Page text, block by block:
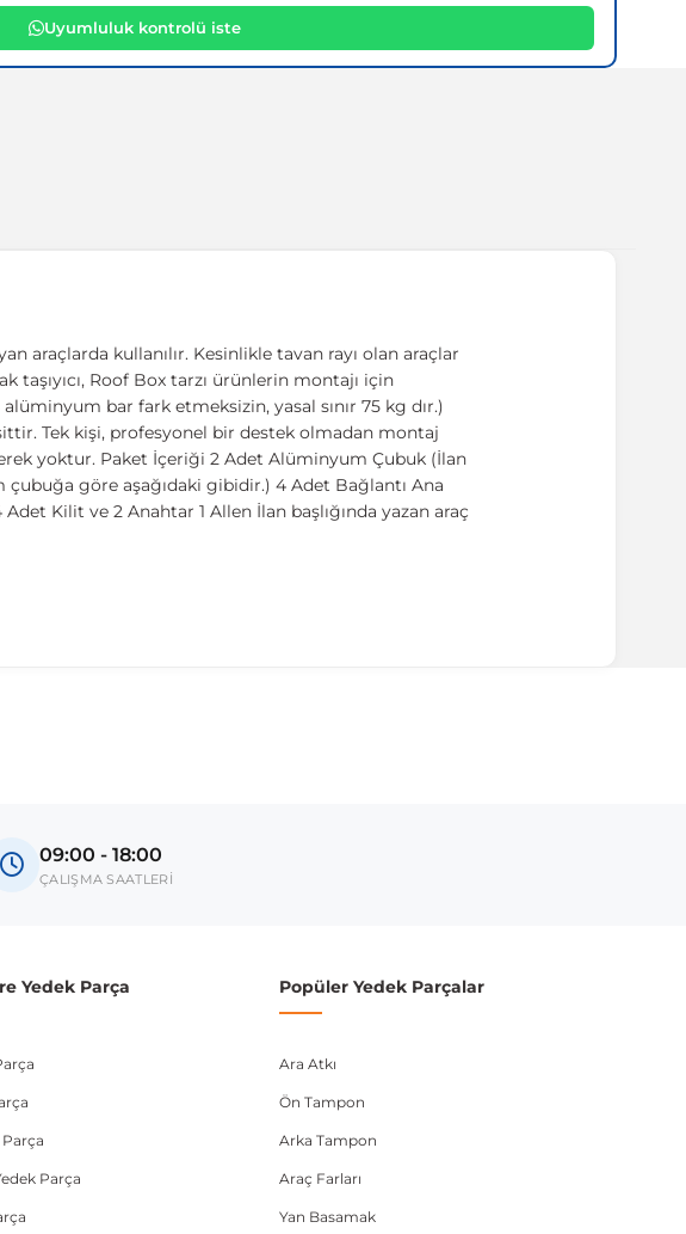
Uyumluluk kontrolü iste
araçlarda kullanılır. Kesinlikle tavan rayı olan araçlar
taşıyıcı, Roof Box tarzı ürünlerin montajı için
bar fark etmeksizin, yasal sınır 75 kg dır.)
Tek kişi, profesyonel bir destek olmadan montaj
yoktur. Paket İçeriği 2 Adet Alüminyum Çubuk (İlan
göre aşağıdaki gibidir.) 4 Adet Bağlantı Ana
Kilit ve 2 Anahtar 1 Allen İlan başlığında yazan araç
09:00 - 18:00
ÇALIŞMA SAATLERİ
Yedek Parça
Parça
Popüler Yedek Parçalar
Ara Atkı
Ön Tampon
Arka Tampon
Araç Farları
Yan Basamak